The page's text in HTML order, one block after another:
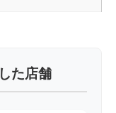
た店舗